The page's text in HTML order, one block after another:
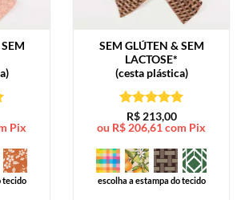
Pix
tecido
SEM GLÚTEN & SEM
LACTOSE*
(cesta plástica)
Avaliação5
de 5
R$213,00
ou R$ 206,61 com Pix
escolha a estampa do tecido